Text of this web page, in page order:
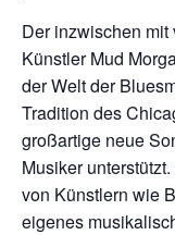
Der inzwischen
Künstler Mud
der Welt der
Tradition des
großartige neue
Musiker
von Künstlern wie
eigenes